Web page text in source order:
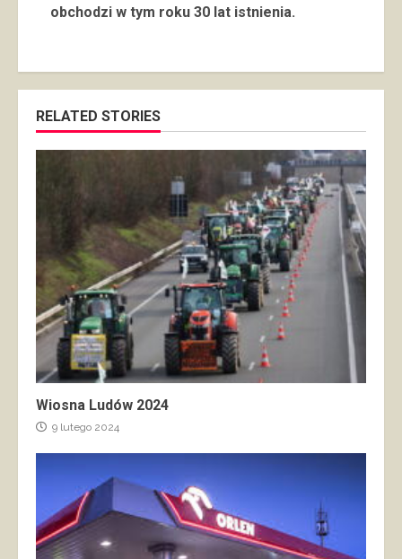
obchodzi w tym roku 30 lat istnienia.
RELATED STORIES
Wiosna Ludów 2024
9 lutego 2024